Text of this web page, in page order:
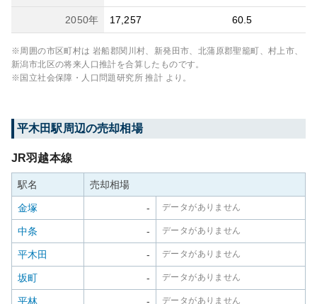
2050年 17,257 60.5
※周囲の市区町村は 岩船郡関川村、新発田市、北蒲原郡聖籠町、村上市、
新潟市北区の将来人口推計を合算したものです。
※国立社会保障・人口問題研究所 推計 より。
平木田駅周辺の売却相場
JR羽越本線
駅名 売却相場
金塚 - データがありません
中条 - データがありません
平木田 - データがありません
坂町 - データがありません
平林 - データがありません